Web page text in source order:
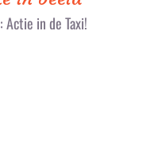
in de Taxi!